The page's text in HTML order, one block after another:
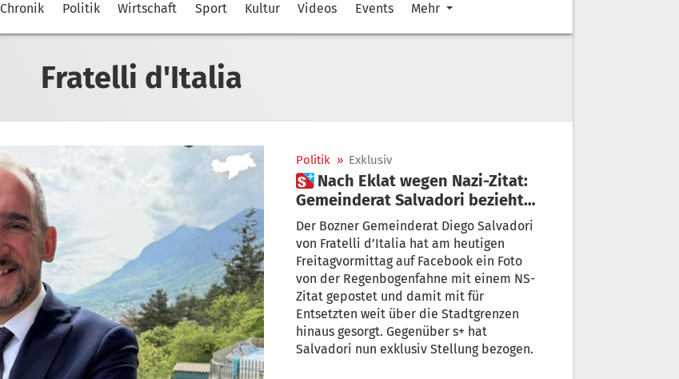
Chronik Politik Wirtschaft Sport Kultur Videos Events Mehr
Fratelli d'Italia
Politik » Exklusiv
 Nach Eklat wegen Nazi-Zitat:
Gemeinderat Salvadori bezieht
Stellung
Der Bozner Gemeinderat Diego Salvadori
von Fratelli d’Italia hat am heutigen
Freitagvormittag auf Facebook ein Foto
von der Regenbogenfahne mit einem NS-
Zitat gepostet und damit mit für
Entsetzten weit über die Stadtgrenzen
hinaus gesorgt. Gegenüber s+ hat
Salvadori nun exklusiv Stellung bezogen.